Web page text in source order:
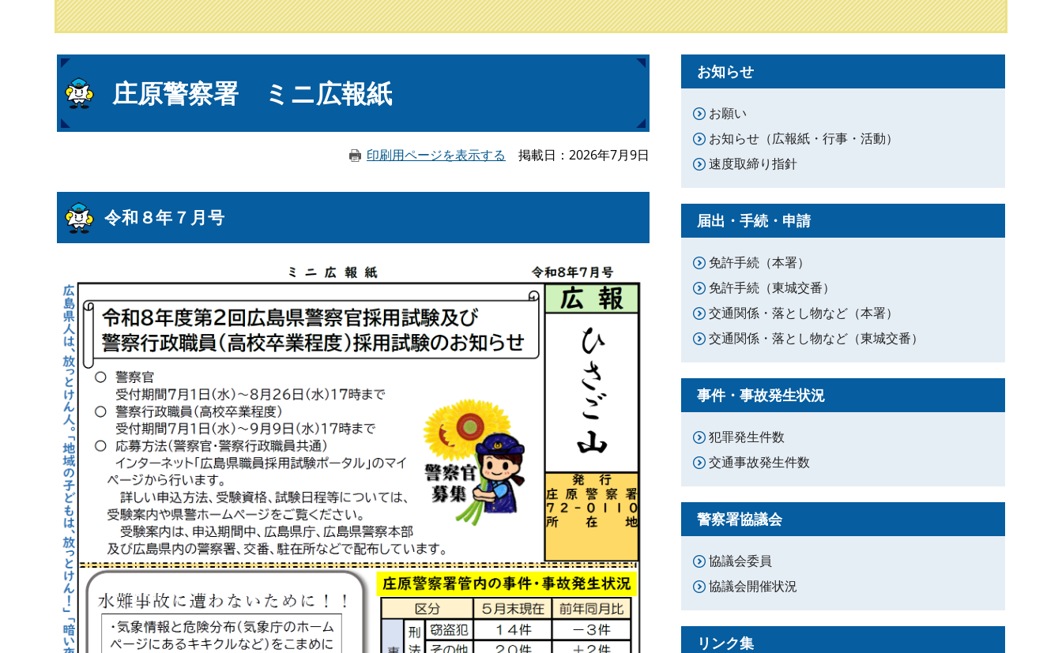
文
庄原警察署 ミニ広報紙
印刷用ページを表示する 掲載日 2026年7月9日
令和８年７月号
お知らせ
お願い
お知らせ（広報紙・行事・活動）
速度取締り指針
届出・手続・申請
免許手続（本署）
免許手続（東城交番）
交通関係・落とし物など（本署）
交通関係・落とし物など（東城交番）
事件・事故発生状況
犯罪発生件数
交通事故発生件数
警察署協議会
協議会委員
協議会開催状況
リンク集